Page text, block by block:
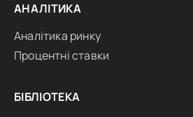
АНАЛІТИКА
Аналітика ринку
Процентні ставки
БІБЛІОТЕКА